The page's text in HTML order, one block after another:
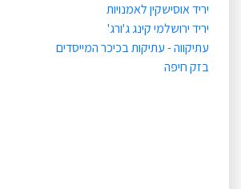
יריד אוסישקין לאמנויות
יריד ירושלמי קינג ג'ורג'
עתיקווה - עתיקות בכיכר המייסדים
בזק חיפה